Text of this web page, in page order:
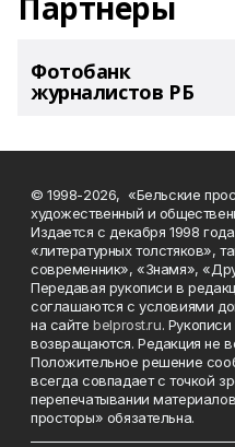
Фотобанк
журналистов РБ
© 1998-2026, «Бельские
художественный и
Издается с декабря 1998
«литературных толстяков»,
современник», «Знамя»,
Передавая рукописи в
соглашаются с условиями
на сайтеbelprost.ru.
возвращаются. Редакция не
Положительное решение
всегда совпадает с точкой
перепечатывании
просторы» обязательна.